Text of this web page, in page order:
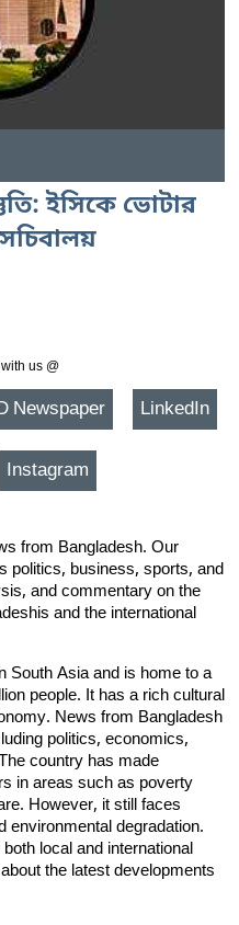
ইসিকে ভোটার
us @
Newspaper LinkedIn
Instagram
from Bangladesh. Our
politics, business, sports, and
and commentary on the
and the international
South Asia and is home to a
people. It has a rich cultural
News from Bangladesh
politics, economics,
country has made
in areas such as poverty
However, it still faces
environmental degradation.
local and international
the latest developments